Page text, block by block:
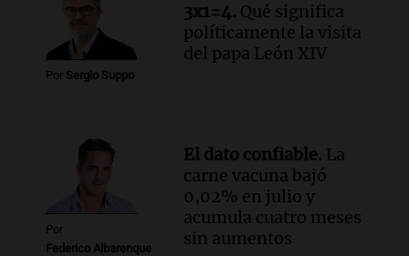
Por Sergio Suppo
3x1=4. Qué significa
políticamente la visita
del papa León XIV
Por
Federico Albarenque
El dato confiable. La
carne vacuna bajó
0,02% en julio y
acumula cuatro meses
sin aumentos